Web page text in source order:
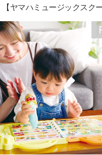
【ヤマハミュージックスクー